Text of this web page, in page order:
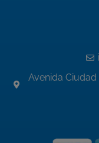
Avenida Ciudad